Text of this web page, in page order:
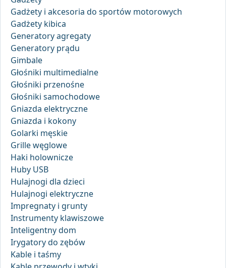
Gadżety i akcesoria do sportów motorowych
Gadżety kibica
Generatory agregaty
Generatory prądu
Gimbale
Głośniki multimedialne
Głośniki przenośne
Głośniki samochodowe
Gniazda elektryczne
Gniazda i kokony
Golarki męskie
Grille węglowe
Haki holownicze
Huby USB
Hulajnogi dla dzieci
Hulajnogi elektryczne
Impregnaty i grunty
Instrumenty klawiszowe
Inteligentny dom
Irygatory do zębów
Kable i taśmy